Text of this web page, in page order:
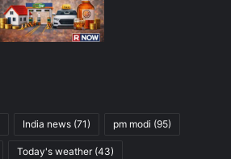
India news (71) pm modi (95)
Today's weather(43)